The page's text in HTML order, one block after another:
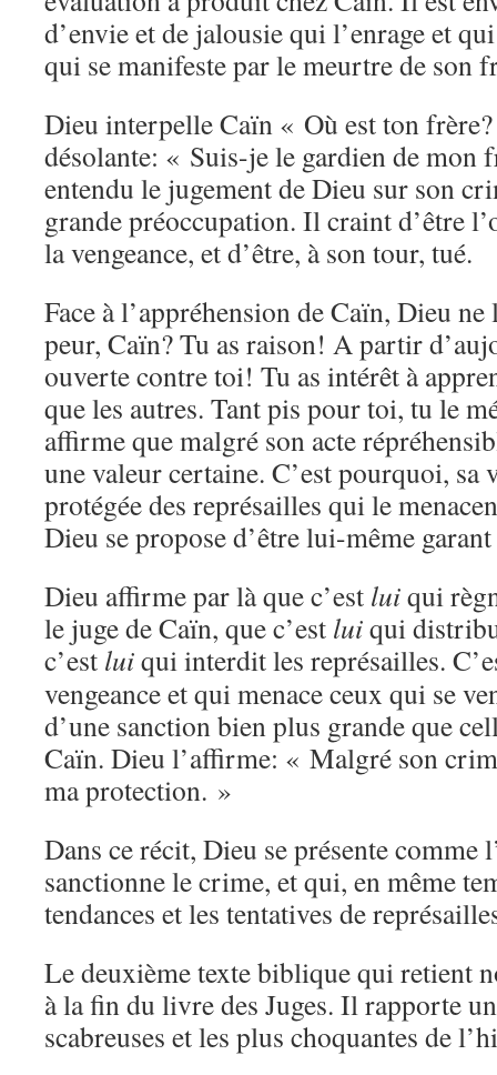
d’envie et de jalousie qui l’enrage et
qui se manifeste par le meurtre de son
Dieu interpelle Caïn « Où est ton frère?
désolante: « Suis-je le gardien de mon
entendu le jugement de Dieu sur son
grande préoccupation. Il craint d’être
la vengeance, et d’être, à son tour, tué.
Face à l’appréhension de Caïn, Dieu
peur, Caïn? Tu as raison! A partir
ouverte contre toi! Tu as intérêt à
que les autres. Tant pis pour toi, tu le
affirme que malgré son acte
une valeur certaine. C’est pourquoi, sa
protégée des représailles qui le
Dieu se propose d’être lui-même
Dieu affirme par là que c’est luiqui
le juge de Caïn, que c’est luiqui
c’est luiqui interdit les représailles.
vengeance et qui menace ceux qui se
d’une sanction bien plus grande que
Caïn. Dieu l’affirme: « Malgré son
ma protection. »
Dans ce récit, Dieu se présente comme
sanctionne le crime, et qui, en même
tendances et les tentatives de
Le deuxième texte biblique qui retient
à la fin du livre des Juges. Il rapporte
scabreuses et les plus choquantes de